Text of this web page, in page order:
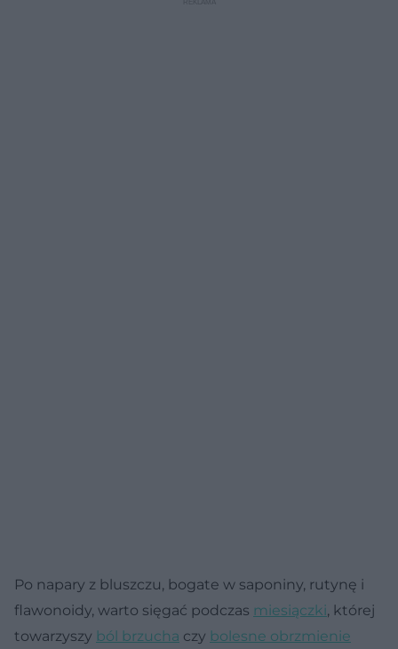
Po napary z bluszczu, bogate w saponiny, rutynę i
flawonoidy, warto sięgać podczas miesiączki, której
towarzyszy ból brzucha czy bolesne obrzmienie